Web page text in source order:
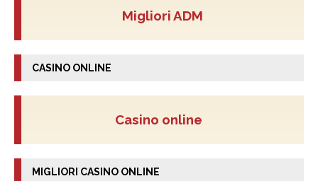
Migliori ADM
CASINO ONLINE
Casino online
MIGLIORI CASINO ONLINE